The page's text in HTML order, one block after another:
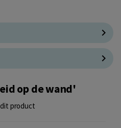
op de wand'
product